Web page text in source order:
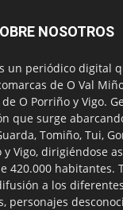
NOSOTROS
un periódico digital
de O Val
O Porriño y Vigo.
que surge
Tomiño, Tui,
y Vigo, dirigiéndose
420.000 habitantes.
a los
personajes